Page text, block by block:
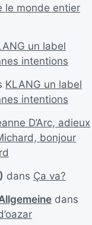
le monde entier
un label
intentions
KLANG un label
intentions
D’Arc, adieux
bonjour
dans Ça va?
dans